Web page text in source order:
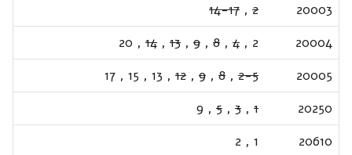
20003
2
,
14-17
20004
2
,
4
,
8
,
9
,
13
,
14
,
20
20005
2-5
,
8
,
9
,
12
,
13
,
15
,
17
20250
1
,
3
,
5
,
9
20610
1
,
2